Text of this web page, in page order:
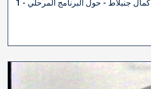
كمال جنبلاط - حول البرنامج المرحلي - 1